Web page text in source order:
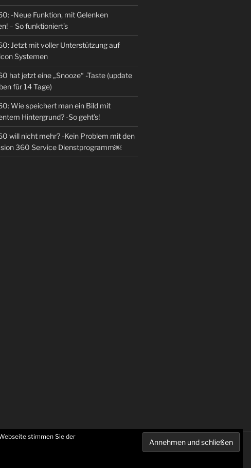
-Neue Funktion, mit Gelenken
– So funktioniert’s
Jetzt mit voller Unterstützung auf
Systemen
hat jetzt eine „Snooze“ -Taste (update
für 14 Tage)
Wie speichert man ein Bild mit
Hintergrund? -So geht’s!
will nicht mehr? -Kein Problem mit den
360 Service Dienstprogramm￼
stimmen Sie der